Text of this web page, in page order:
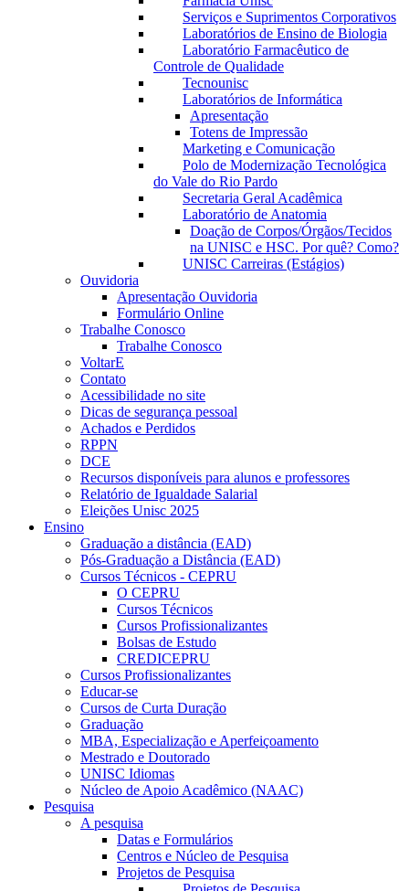
Serviços e Suprimentos Corporativos
Laboratórios de Ensino de Biologia
Laboratório Farmacêutico de
Controle de Qualidade
Tecnounisc
Laboratórios de Informática
Apresentação
Totens de Impressão
Marketing e Comunicação
Polo de Modernização Tecnológica
do Vale do Rio Pardo
Secretaria Geral Acadêmica
Laboratório de Anatomia
Doação de Corpos/Órgãos/Tecidos
na UNISC e HSC. Por quê? Como?
UNISC Carreiras (Estágios)
Ouvidoria
Apresentação Ouvidoria
Formulário Online
Trabalhe Conosco
Trabalhe Conosco
VoltarE
Contato
Acessibilidade no site
Dicas de segurança pessoal
Achados e Perdidos
RPPN
DCE
Recursos disponíveis para alunos e professores
Relatório de Igualdade Salarial
Eleições Unisc 2025
Ensino
Graduação a distância (EAD)
Pós-Graduação a Distância (EAD)
Cursos Técnicos - CEPRU
O CEPRU
Cursos Técnicos
Cursos Profissionalizantes
Bolsas de Estudo
CREDICEPRU
Cursos Profissionalizantes
Educar-se
Cursos de Curta Duração
Graduação
MBA, Especialização e Aperfeiçoamento
Mestrado e Doutorado
UNISC Idiomas
Núcleo de Apoio Acadêmico (NAAC)
Pesquisa
A pesquisa
Datas e Formulários
Centros e Núcleo de Pesquisa
Projetos de Pesquisa